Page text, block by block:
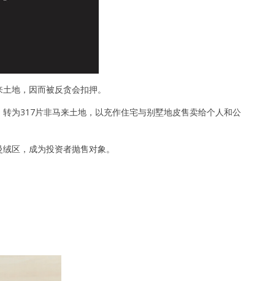
地，因而被反贪会扣押。
为317片非马来土地，以充作住宅与别墅地皮售卖给个人和公
区，成为投资者抛售对象。